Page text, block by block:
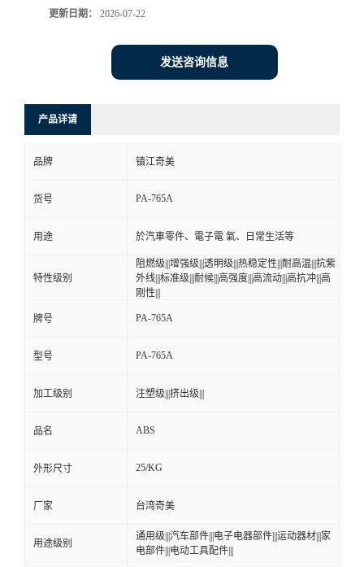
系
更新日期： 2026-07-22
发送咨询信息
产品详请
品牌 镇江奇美
货号 PA-765A
用途 於汽車零件、電子電 氣、日常生活等
特性级别
阻燃级|||增强级|||透明级|||热稳定性|||耐高温|||抗紫
外线|||标准级|||耐候|||高强度|||高流动|||高抗冲|||高
刚性|||
牌号 PA-765A
型号 PA-765A
加工级别 注塑级|||挤出级|||
品名 ABS
外形尺寸 25/KG
厂家 台湾奇美
用途级别
通用级|||汽车部件|||电子电器部件|||运动器材|||家
电部件|||电动工具配件|||